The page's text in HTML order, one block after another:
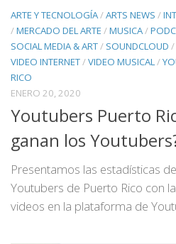
ARTE Y TECNOLOGÍA/ARTS NEWS /
/MERCADO DEL ARTE /MUSICA/
SOCIAL MEDIA & ART/ SOUNDCLOUD /
VIDEO INTERNET/VIDEO MUSICAL/
RICO
ENERO 20, 2020
Youtubers Puerto
ganan los
Presentamos las estadísticas
Youtubers de Puerto Rico con
videos en la plataforma de